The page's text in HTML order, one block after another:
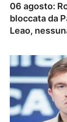
06 agosto:
bloccata da
Leao,